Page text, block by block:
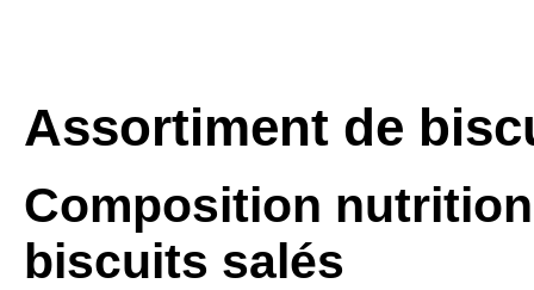
Assortiment de
Composition
biscuits salés